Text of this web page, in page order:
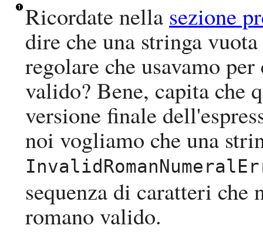
Ricordate nella sezione
dire che una stringa
regolare che usavamo
valido? Bene, capita che
versione finale
noi vogliamo che una
sequenza di caratteri che
romano valido.